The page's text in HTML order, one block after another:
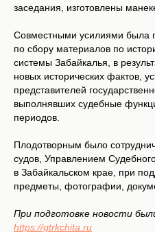
заседания, изготовлены
Совместными усилиями была
по сбору материалов по
системы Забайкалья, в
новых исторических фактов,
представителей
выполнявших судебные
периодов.
Плодотворным было
судов, Управлением
в Забайкальском крае, при
предметы, фотографии,
При подготовке новости
https://gtrkchita.ru